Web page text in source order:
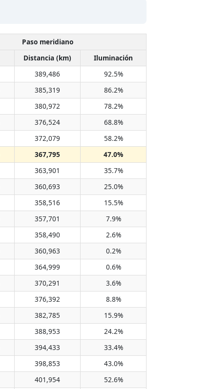
Paso meridiano
Distancia (km)
Iluminación
389,486
92.5%
385,319
86.2%
380,972
78.2%
376,524
68.8%
372,079
58.2%
367,795
47.0%
363,901
35.7%
360,693
25.0%
358,516
15.5%
357,701
7.9%
358,490
2.6%
360,963
0.2%
364,999
0.6%
370,291
3.6%
376,392
8.8%
382,785
15.9%
388,953
24.2%
394,433
33.4%
398,853
43.0%
401,954
52.6%